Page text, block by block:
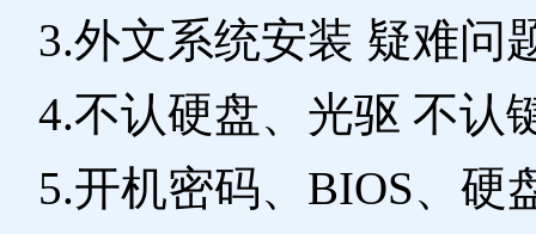
3.外文系统安装 疑难问
4.不认硬盘、光驱 不认
5.开机密码、BIOS、硬